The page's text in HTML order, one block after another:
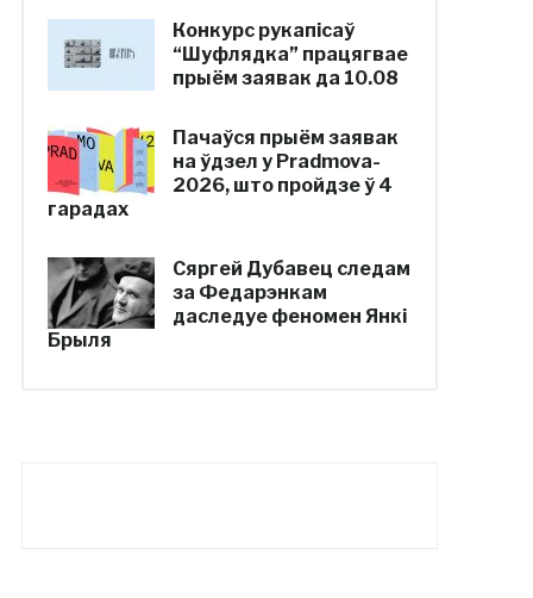
Конкурс рукапісаў
“Шуфлядка” працягвае
прыём заявак да 10.08
Пачаўся прыём заявак
на ўдзел у Pradmova-
2026, што пройдзе ў 4
гарадах
Сяргей Дубавец следам
за Федарэнкам
даследуе феномен Янкі
Брыля